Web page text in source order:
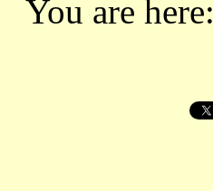
You are here: